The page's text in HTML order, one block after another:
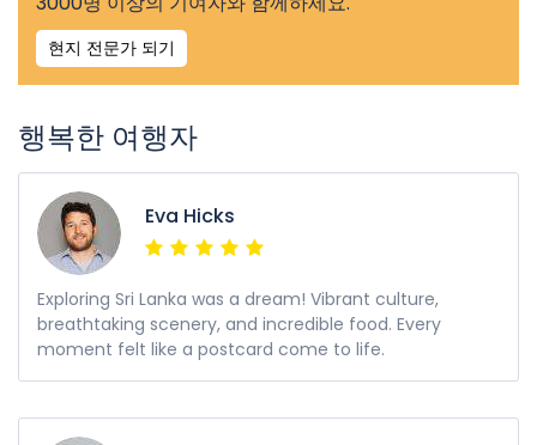
현지 전문가 되기
행복한 여행자
Eva Hicks
Exploring Sri Lanka was a dream! Vibrant culture,
breathtaking scenery, and incredible food. Every
moment felt like a postcard come to life.